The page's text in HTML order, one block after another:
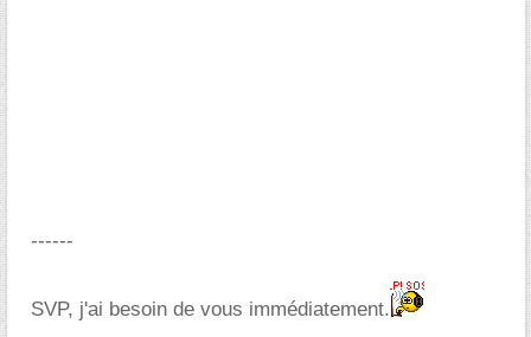
------
SVP, j'ai besoin de vous immédiatement.